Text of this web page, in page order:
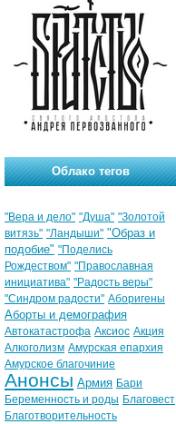
Облако тегов
"Вера и дело" "Душа" "Золотой
витязь" "Ландыши" "Образ и
подобие" "Поделись
Рождеством" "Православная
инициатива" "Радость веры"
"Синдром радости" Аборигены
Аборты и демография
Автокатастрофа Аксиос Акция
Алкоголизм Амурская епархия
Амурское благочиние
Анонсы Армия Бари
Беременность и роды Благовест
Благотворительность